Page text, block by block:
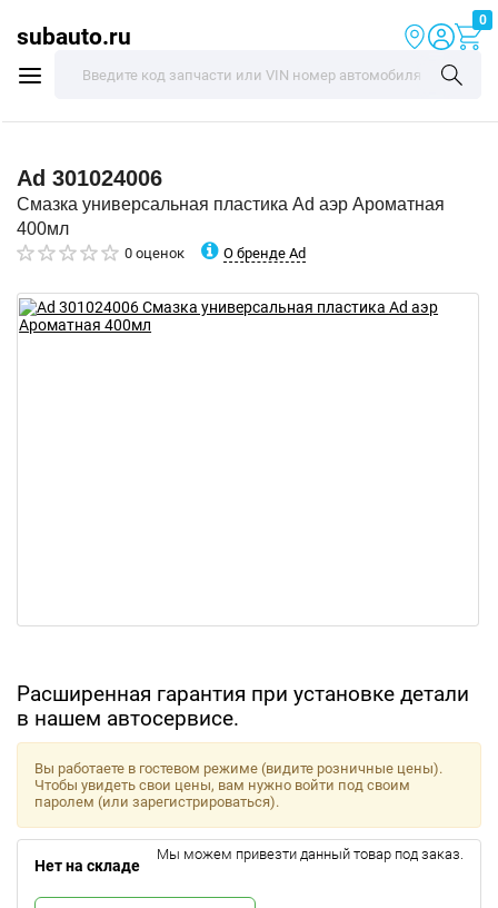
subauto.ru
0
Ad 301024006
Смазка универсальная пластика Ad аэр Ароматная
400мл
0 оценок О бренде Ad
Расширенная гарантия при установке детали
в нашем автосервисе.
Вы работаете в гостевом режиме (видите розничные цены).
Чтобы увидеть свои цены, вам нужно войти под своим
паролем (или зарегистрироваться).
Нет на складе
Мы можем привезти данный товар под заказ.